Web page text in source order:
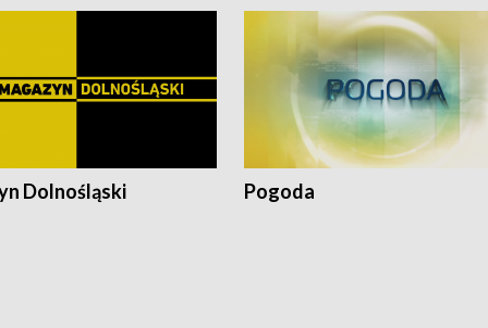
Dolnośląski Pogoda